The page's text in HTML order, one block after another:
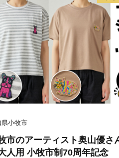
■ 神戸
■ スイ
■ 有馬
どれを選
ぜひ、
県小牧市
市のアーティスト奥山優さ
人用 小牧市制70周年記念